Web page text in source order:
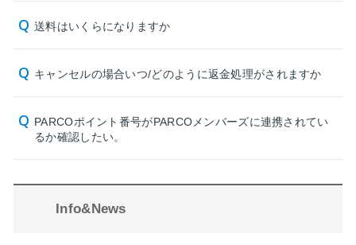
送料はいくらになりますか
キャンセルの場合いつ/どのように返金処理がされますか
PARCOポイント番号がPARCOメンバーズに連携されてい
るか確認したい。
Info&News